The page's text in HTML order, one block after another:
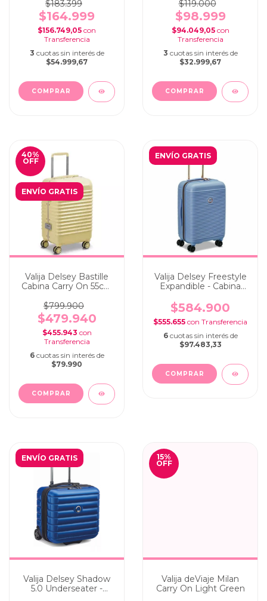
$183.399
$164.999
$156.749,05 con
3 cuotas sin interés de
$54.999,67
$119.000
$98.999
$94.049,05 con
3 cuotas sin interés de
$32.999,67
40%
OFF
ENVÍO GRATIS
Valija Delsey Bastille
Cabina Carry On 55cm
$799.900
$479.940
$455.943 con
6 cuotas sin interés de
$79.990
ENVÍO GRATIS
Valija Delsey Freestyle
Expandible - Cabina
Ciel/Sky Blue
$584.900
$555.655 con
6 cuotas sin interés de
$97.483,33
ENVÍO GRATIS
Valija Delsey Shadow
5.0 Underseater -
15%
OFF
Valija deViaje Milan
Carry On Light Green